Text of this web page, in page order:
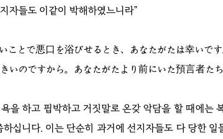
자들도 이같이 박해하였느니라”
ことで悪口を浴びせるとき、あなたがたは幸いで
いのですから。あなたがたより前にいた預言者た
을 하고 핍박하고 거짓말로 온갖 악담을 할 때에는
십니다. 이는 단순히 과거에 선지자들도 다 당한